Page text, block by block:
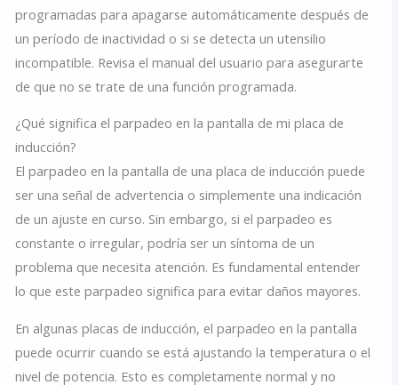
programadas para apagarse automáticamente después de
un período de inactividad o si se detecta un utensilio
incompatible. Revisa el manual del usuario para asegurarte
de que no se trate de una función programada.
¿Qué significa el parpadeo en la pantalla de mi placa de
inducción?
El parpadeo en la pantalla de una placa de inducción puede
ser una señal de advertencia o simplemente una indicación
de un ajuste en curso. Sin embargo, si el parpadeo es
constante o irregular, podría ser un síntoma de un
problema que necesita atención. Es fundamental entender
lo que este parpadeo significa para evitar daños mayores.
En algunas placas de inducción, el parpadeo en la pantalla
puede ocurrir cuando se está ajustando la temperatura o el
nivel de potencia. Esto es completamente normal y no